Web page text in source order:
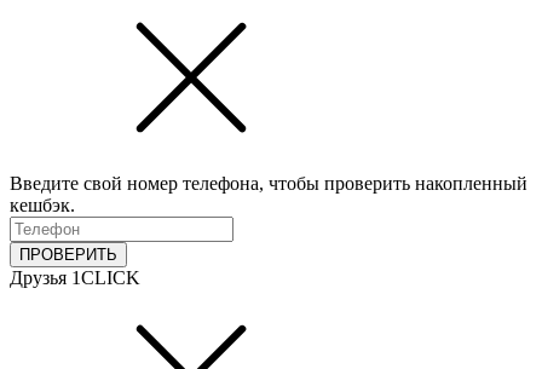
Введите свой номер телефона, чтобы проверить накопленный
кешбэк.
ПРОВЕРИТЬ
Друзья 1CLICK